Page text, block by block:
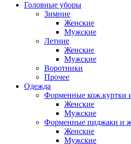
Головные уборы
Зимние
Женские
Мужские
Летние
Женские
Мужские
Воротники
Прочее
Одежда
Форменные кож.куртки
Женские
Мужские
Форменные пиджаки и
Женские
Мужские